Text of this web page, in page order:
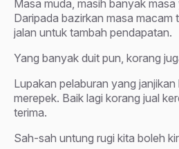
Masa muda, masih banyak
Daripada bazirkan masa macam
jalan untuk tambah pendapatan.
Yang banyak duit pun, korang
Lupakan pelaburan yang
merepek. Baik lagi korang jual
terima.
Sah-sah untung rugi kita boleh